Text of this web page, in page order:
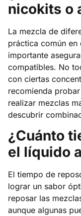
nicokits o
La mezcla de
práctica común en
importante
compatibles. No
con ciertas
recomienda
realizar mezclas
descubrir
¿Cuánto
el líquido
El tiempo de
lograr un sabor
reposar las
aunque algunas